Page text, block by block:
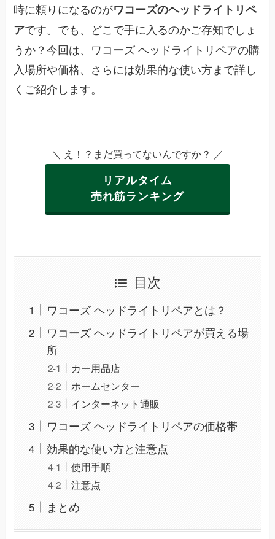
時に頼りになるのがワコーズのヘッドライトリペ
アです。でも、どこで手に入るのかご存知でしょ
うか？今回は、ワコーズ ヘッドライトリペアの購
入場所や価格、さらには効果的な使い方まで詳し
くご紹介します。
＼ え！？まだ買ってないんですか？ ／
リアルタイム
売れ筋ランキング
目次
ワコーズ ヘッドライトリペアとは？
ワコーズ ヘッドライトリペアが買える場
所
カー用品店
ホームセンター
インターネット通販
ワコーズ ヘッドライトリペアの価格帯
効果的な使い方と注意点
使用手順
注意点
まとめ